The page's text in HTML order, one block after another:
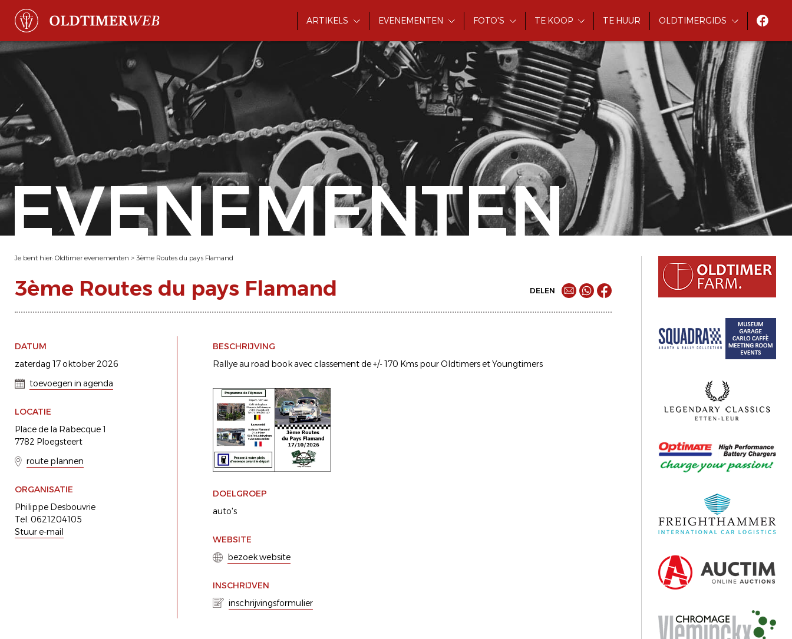
ARTIKELS EVENEMENTEN FOTO'S TE KOOP TE HUUR OLDTIMERGIDS
EVENEMENTEN
Je bent hier: Oldtimer evenementen > 3ème Routes du pays Flamand
3ème Routes du pays Flamand DELEN
DATUM
zaterdag 17 oktober 2026
toevoegen in agenda
LOCATIE
Place de la Rabecque 1
7782 Ploegsteert
route plannen
ORGANISATIE
Philippe Desbouvrie
Tel. 0621204105
Stuur e-mail
BESCHRIJVING
Rallye au road book avec classement de +/- 170 Kms pour Oldtimers et Youngtimers
DOELGROEP
auto's
WEBSITE
bezoek website
INSCHRIJVEN
inschrijvingsformulier